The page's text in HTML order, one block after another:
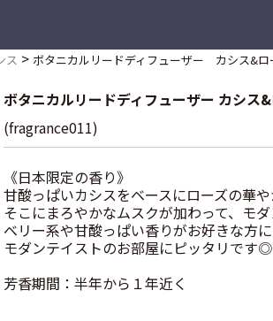
ス > ボタニカルリードディフューザー カシス&ロ
ボタニカルリードディフューザー カシス
(fragrance011)
《日本限定の香り》
甘酸っぱいカシスをベースにローズの華や
そこにまろやかなムスクが加わって、モダ
ベリー系や甘酸っぱい香りがお好きな方に
モダンテイストのお部屋にピッタリです◎
芳香期間：半年から１年近く